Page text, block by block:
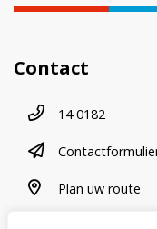
Contact
Telefoonnummer
14 0182
contactformulier
plan uw route
Plan uw route